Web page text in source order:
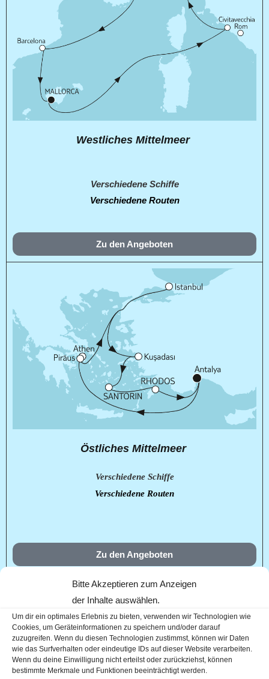
Bitte Akzeptieren zum Anzeigen
der Inhalte auswählen.
Um dir ein optimales Erlebnis zu bieten, verwenden wir Technologien wie
Cookies, um Geräteinformationen zu speichern und/oder darauf
zuzugreifen. Wenn du diesen Technologien zustimmst, können wir Daten
wie das Surfverhalten oder eindeutige IDs auf dieser Website verarbeiten.
Wenn du deine Einwilligung nicht erteilst oder zurückziehst, können
bestimmte Merkmale und Funktionen beeinträchtigt werden.
Westliches Mittelmeer
Verschiedene Schiffe
Verschiedene Routen
Zu den Angeboten
Östliches Mittelmeer
Verschiedene Schiffe
Verschiedene Routen
Zu den Angeboten